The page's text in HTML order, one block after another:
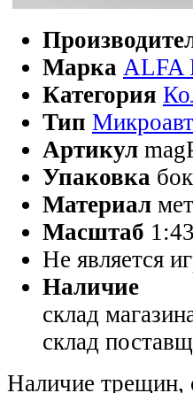
Марка ALFA
Категория
Тип
Артикул
Упаковка
Материал
Масштаб 1:43
Не является
Наличие
склад
склад
Наличие трещин,